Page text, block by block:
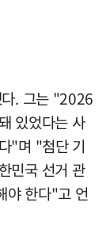
다. 그는 "2026
있었다는 사
"며 "첨단 기
민국 선거 관
야 한다"고 언